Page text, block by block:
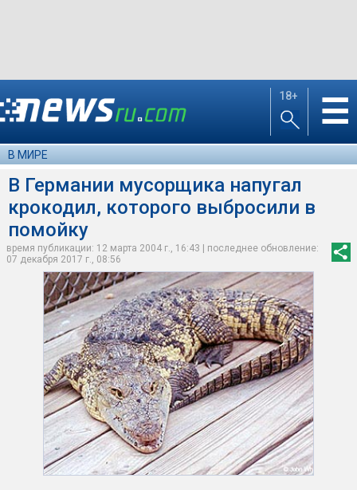
18+ ☰
В МИРЕ
В Германии мусорщика напугал
крокодил, которого выбросили в
помойку
время публикации: 12 марта 2004 г., 16:43 | последнее обновление:
07 декабря 2017 г., 08:56